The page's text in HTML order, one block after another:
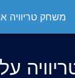
משחק טריוויה